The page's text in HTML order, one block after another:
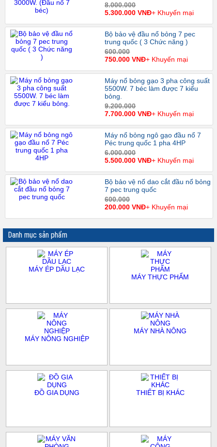
8.000.000
5.300.000 VNĐ+ Khuyến mại
Bộ bảo vệ đầu nổ bỏng 7 pec
trung quốc ( 3 Chức năng )
600.000
750.000 VNĐ+ Khuyến mại
Máy nổ bỏng gạo 3 pha công suất
5500W. 7 béc làm được 7 kiểu
bỏng.
9.200.000
7.700.000 VNĐ+ Khuyến mại
Máy nổ bỏng ngô gạo đầu nổ 7
Péc trung quốc 1 pha 4HP
6.000.000
5.500.000 VNĐ+ Khuyến mại
Bộ bảo vệ nổ dao cắt đầu nổ bỏng
7 pec trung quốc
600.000
200.000 VNĐ+ Khuyến mại
Danh mục sản phẩm
MÁY ÉP DẦU LẠC
MÁY THỰC PHẨM
MÁY NÔNG NGHIỆP
MÁY NHÀ NÔNG
ĐỒ GIA DỤNG THIẾT BỊ KHÁC